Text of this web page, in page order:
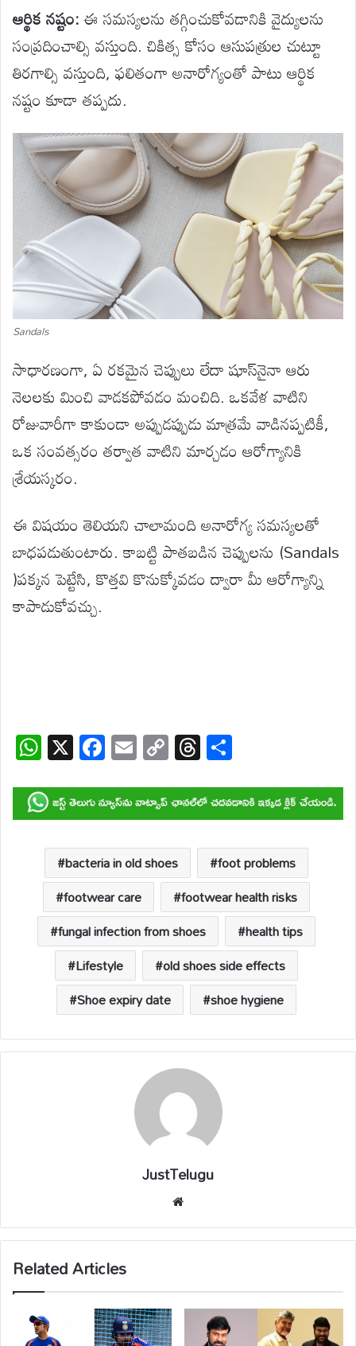
ఆర్థిక నష్టం:ఈ సమస్యలను తగ్గించుకోవడానికి వైద్యులను
సంప్రదించాల్సి వస్తుంది. చికిత్స కోసం ఆసుపత్రుల చుట్టూ
తిరగాల్సి వస్తుంది, ఫలితంగా అనారోగ్యంతో పాటు ఆర్థిక
నష్టం కూడా తప్పదు.
Sandals
సాధారణంగా, ఏ రకమైన చెప్పులు లేదా షూస్‌నైనా ఆరు
నెలలకు మించి వాడకపోవడం మంచిది. ఒకవేళ వాటిని
రోజువారీగా కాకుండా అప్పుడప్పుడు మాత్రమే వాడినప్పటికీ,
ఒక సంవత్సరం తర్వాత వాటిని మార్చడం ఆరోగ్యానికి
శ్రేయస్కరం.
ఈ విషయం తెలియని చాలామంది అనారోగ్య సమస్యలతో
బాధపడుతుంటారు. కాబట్టి పాతబడిన చెప్పులను (Sandals
)పక్కన పెట్టేసి, కొత్తవి కొనుక్కోవడం ద్వారా మీ ఆరోగ్యాన్ని
కాపాడుకోవచ్చు.
W
h
at
s
A
p
p
X F
ac
e
b
o
o
k
E
m
ail
C
o
p
y
Li
n
k
T
hr
e
a
d
s
ar
e
bacteria in old shoes
foot problems
footwear care
footwear health risks
fungal infection from shoes
health tips
Lifestyle
old shoes side effects
Shoe expiry date
shoe hygiene
JustTelugu
bsi
te
Related Articles